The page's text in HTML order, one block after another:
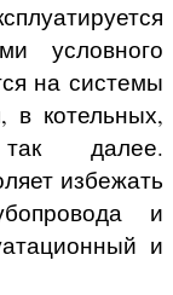
условного
на системы
в котельных,
далее.
избежать
и
и